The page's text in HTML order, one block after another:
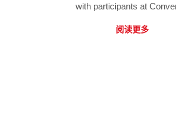
with participants at
阅读更多